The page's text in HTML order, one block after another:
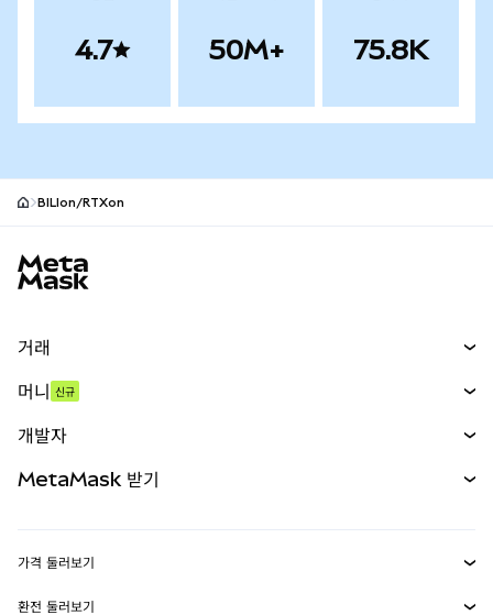
4.7 50M+ 75.8K
BILIon/RTXon
거래
무기한 선물
실물자산
머니 신규
개발자
MetaMask 받기
가격 둘러보기
환전 둘러보기